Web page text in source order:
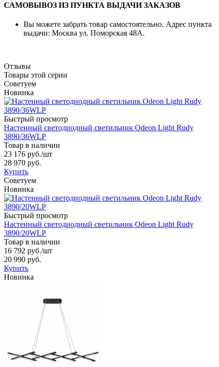
САМОВЫВОЗ ИЗ ПУНКТА ВЫДАЧИ ЗАКАЗОВ
Вы можете забрать товар самостоятельно. Адрес пункта
выдачи: Москва ул. Поморская 48А.
Отзывы
Товары этой серии
Советуем
Новинка
Быстрый просмотр
Настенный светодиодный светильник Odeon Light Rudy
3890/36WLP
Товар в наличии
23 176 руб./шт
28 970 руб.
Купить
Советуем
Новинка
Быстрый просмотр
Настенный светодиодный светильник Odeon Light Rudy
3890/20WLP
Товар в наличии
16 792 руб./шт
20 990 руб.
Купить
Новинка